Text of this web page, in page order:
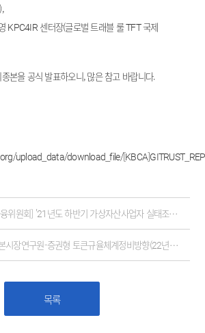
KPC4IR 센터장(글로벌 트래블 룰 TFT 국제
본을 공식 발표하오니, 많은 참고 바랍니다.
upload_data/download_file/
[금융위원회] '21년도 하반기 가상자산사업자 실태조사 결과
자본시장연구원-증권형 토큰규율체계정비방향(22년9월06발표)
목록